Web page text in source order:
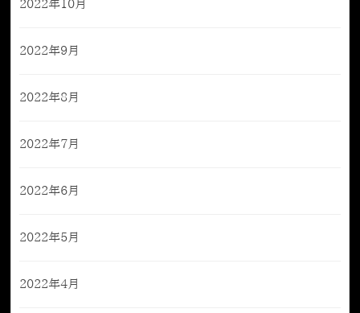
2022年10月
2022年9月
2022年8月
2022年7月
2022年6月
2022年5月
2022年4月